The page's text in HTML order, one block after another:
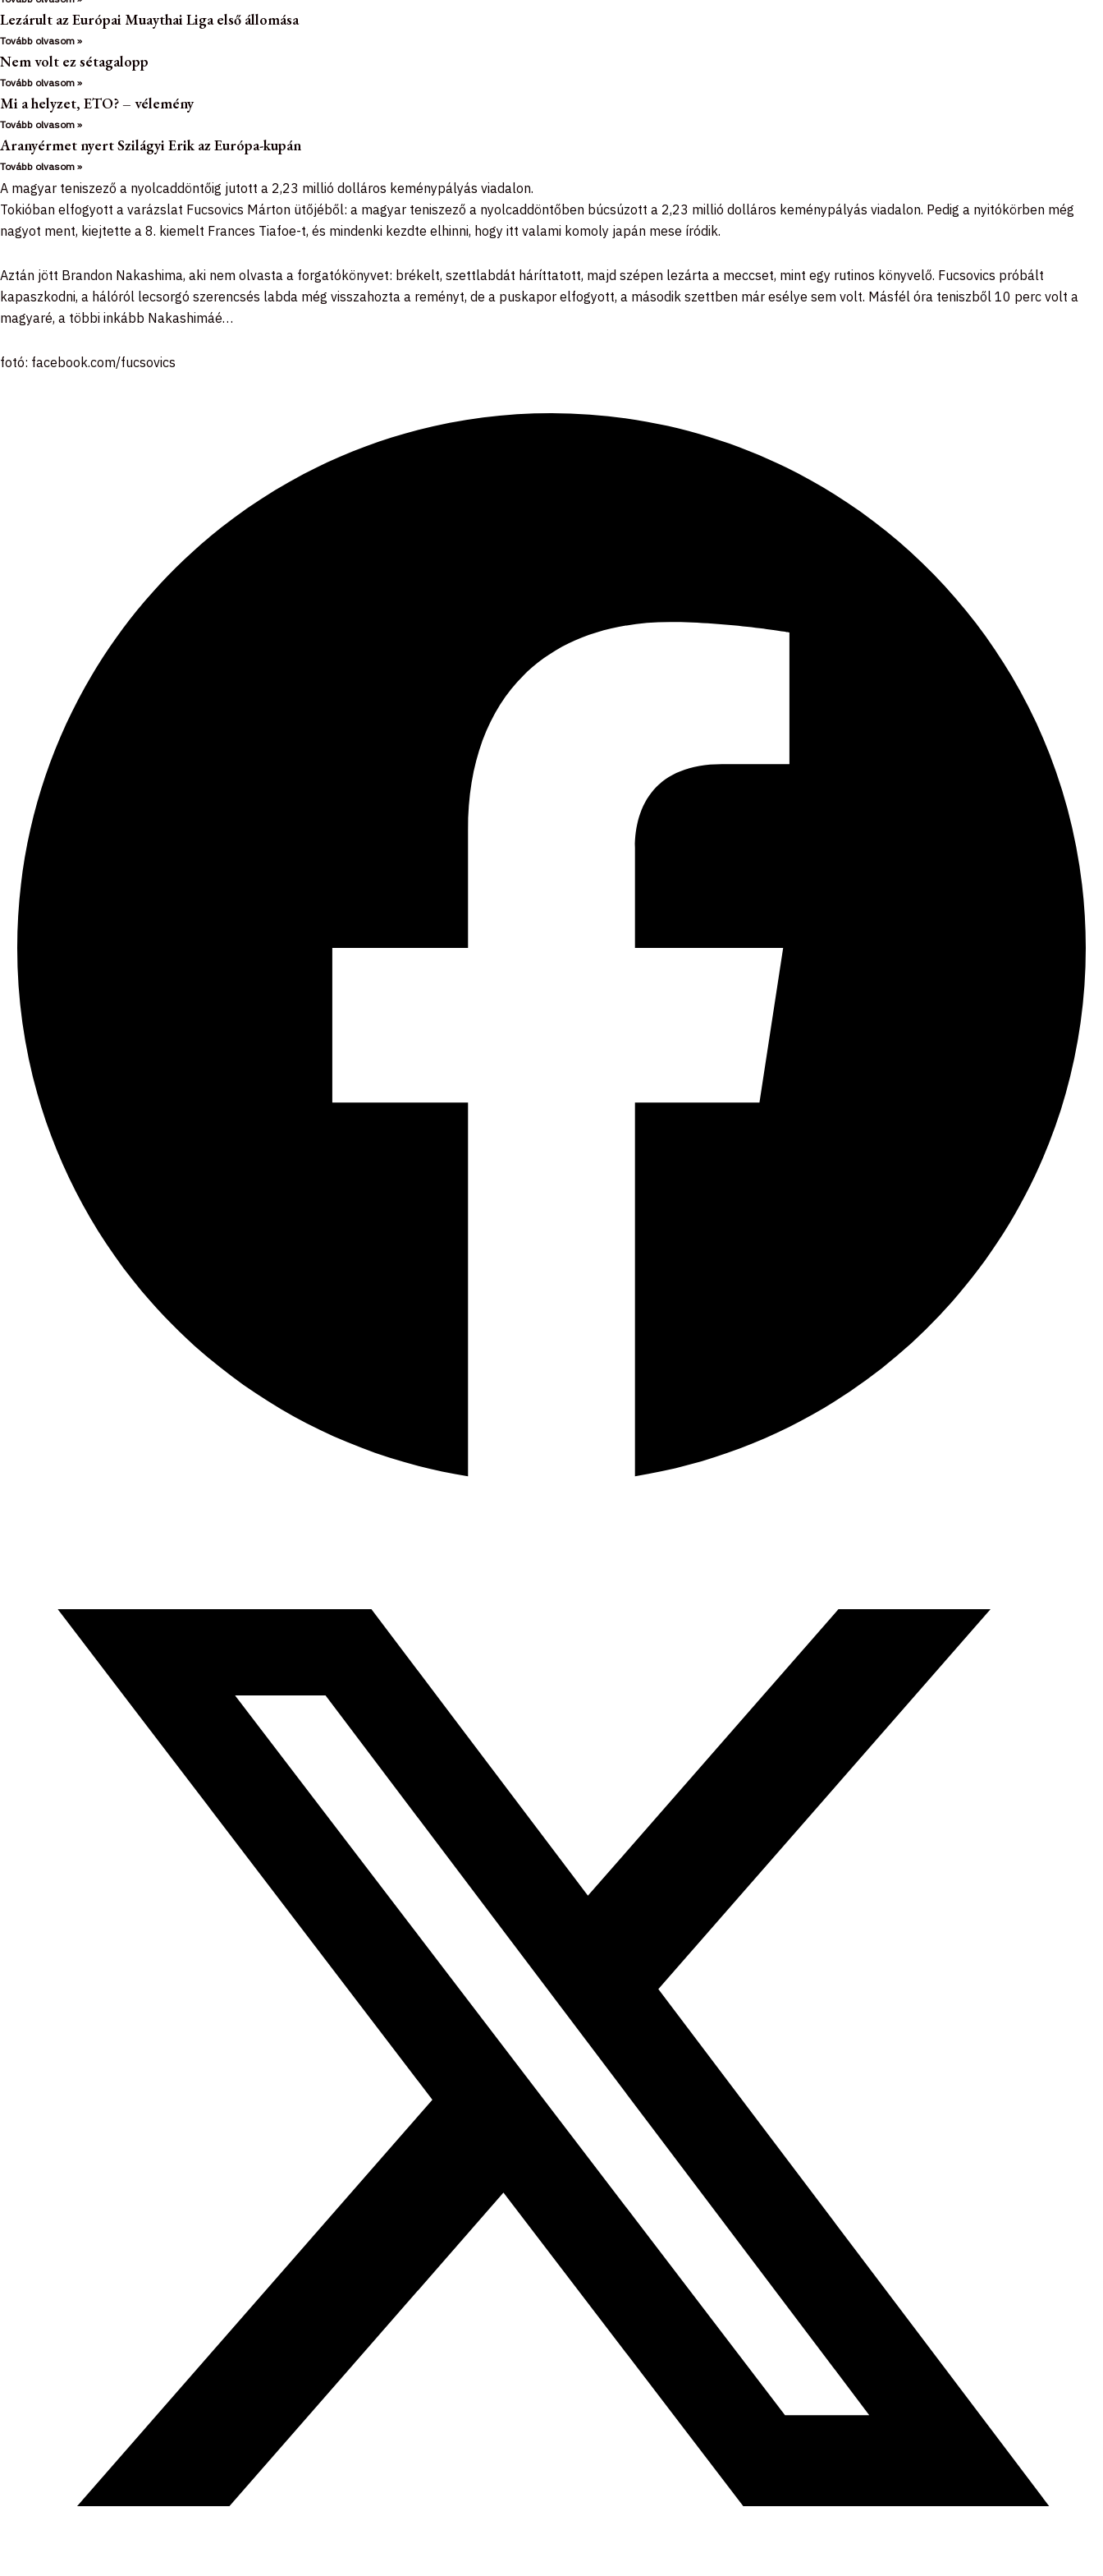
Lezárult az Európai Muaythai Liga első állomása
Tovább olvasom »
Nem volt ez sétagalopp
Tovább olvasom »
Mi a helyzet, ETO? – vélemény
Tovább olvasom »
Aranyérmet nyert Szilágyi Erik az Európa-kupán
Tovább olvasom »
A magyar teniszező a nyolcaddöntőig jutott a 2,23 millió dolláros keménypályás viadalon.
Tokióban elfogyott a varázslat Fucsovics Márton ütőjéből: a magyar teniszező a nyolcaddöntőben búcsúzott a 2,23 millió dolláros keménypályás viadalon. Pedig a nyitókörben még
nagyot ment, kiejtette a 8. kiemelt Frances Tiafoe-t, és mindenki kezdte elhinni, hogy itt valami komoly japán mese íródik.
Aztán jött Brandon Nakashima, aki nem olvasta a forgatókönyvet: brékelt, szettlabdát háríttatott, majd szépen lezárta a meccset, mint egy rutinos könyvelő. Fucsovics próbált
kapaszkodni, a hálóról lecsorgó szerencsés labda még visszahozta a reményt, de a puskapor elfogyott, a második szettben már esélye sem volt. Másfél óra teniszből 10 perc volt a
magyaré, a többi inkább Nakashimáé…
fotó: facebook.com/fucsovics